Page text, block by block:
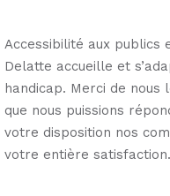
Accessibilité aux publics
Delatte accueille et
handicap. Merci de nous
que nous puissions
votre disposition nos
votre entière satisfaction.